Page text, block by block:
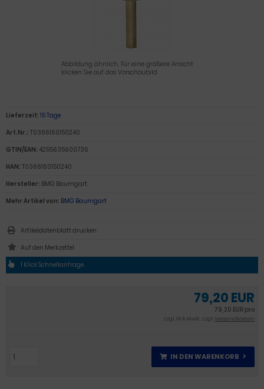
Abbildung ähnlich. Für eine größere Ansicht
klicken Sie auf das Vorschaubild
79,20 EUR
79,20 EUR pro
zzgl. 19 % MwSt. zzgl.Versandkosten
IN DEN WARENKORB
Lieferzeit: 15 Tage
Art.Nr.: T0366160150240
GTIN/EAN: 4255635600736
HAN: T0366160150240
Hersteller: BMG Baumgart
Mehr Artikel von: BMG Baumgart
Artikeldatenblatt drucken
1 Klick Schnellanfrage